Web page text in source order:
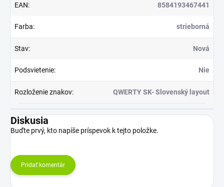
EAN: 8584193467441
Farba: strieborná
Stav: Nová
Podsvietenie: Nie
Rozloženie znakov: QWERTY SK- Slovenský layout
Diskusia
Buďte prvý, kto napíše príspevok k tejto položke.
Pridať komentár